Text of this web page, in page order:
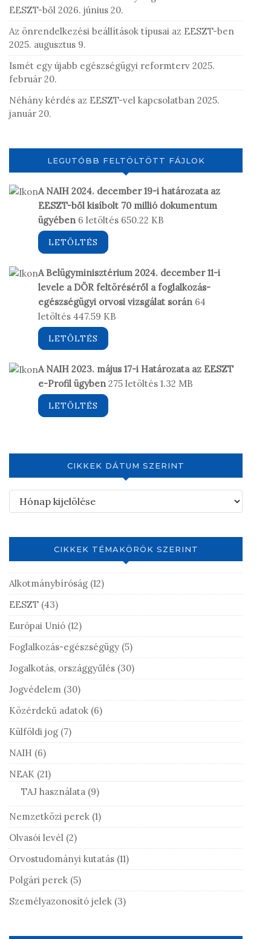
EESZT-ből 2026. június 20.
Az önrendelkezési beállítások típusai az EESZT-ben
2025. augusztus 9.
Ismét egy újabb egészségügyi reformterv 2025.
február 20.
Néhány kérdés az EESZT-vel kapcsolatban 2025.
január 20.
LEGUTÓBB FELTÖLTÖTT FÁJLOK
A NAIH 2024. december 19-i határozata az
EESZT-ből kisíbolt 70 millió dokumentum
ügyében 6 letöltés 650.22 KB
LETÖLTÉS
A Belügyminisztérium 2024. december 11-i
levele a DÖR feltöréséről a foglalkozás-
egészségügyi orvosi vizsgálat során 64
letöltés 447.59 KB
LETÖLTÉS
A NAIH 2023. május 17-i Határozata az EESZT
e-Profil ügyben 275 letöltés 1.32 MB
LETÖLTÉS
CIKKEK DÁTUM SZERINT
CIKKEK TÉMAKÖRÖK SZERINT
Alkotmánybíróság (12)
EESZT (43)
Európai Unió (12)
Foglalkozás-egészségügy (5)
Jogalkotás, országgyűlés (30)
Jogvédelem (30)
Közérdekű adatok (6)
Külföldi jog (7)
NAIH (6)
NEAK (21)
TAJ használata (9)
Nemzetközi perek (1)
Olvasói levél (2)
Orvostudományi kutatás (11)
Polgári perek (5)
Személyazonosító jelek (3)